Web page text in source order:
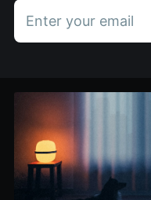
Enter your email